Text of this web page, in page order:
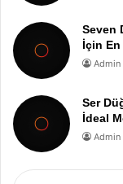
Seven
İçin
Admin
Ser
İdeal
Admin